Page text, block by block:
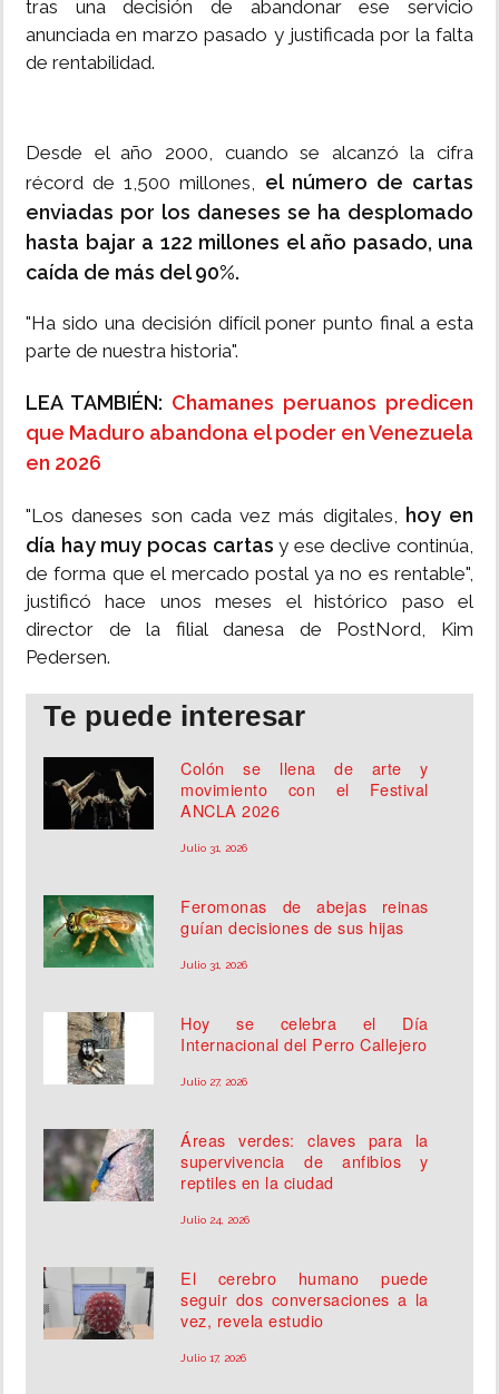
tras una decisión de abandonar ese servicio
anunciada en marzo pasado y justificada por la falta
de rentabilidad.
Desde el año 2000, cuando se alcanzó la cifra
récord de 1,500 millones, el número de cartas
enviadas por los daneses se ha desplomado
hasta bajar a 122 millones el año pasado, una
caída de más del 90%.
"Ha sido una decisión difícil poner punto final a esta
parte de nuestra historia".
LEA TAMBIÉN: Chamanes peruanos predicen
que Maduro abandona el poder en Venezuela
en 2026
"Los daneses son cada vez más digitales, hoy en
día hay muy pocas cartasy ese declive continúa,
de forma que el mercado postal ya no es rentable",
justificó hace unos meses el histórico paso el
director de la filial danesa de PostNord, Kim
Pedersen.
Te puede interesar
Colón se llena de arte y
movimiento con el Festival
ANCLA 2026
Julio 31, 2026
Feromonas de abejas reinas
guían decisiones de sus hijas
Julio 31, 2026
Hoy se celebra el Día
Internacional del Perro Callejero
Julio 27, 2026
Áreas verdes: claves para la
supervivencia de anfibios y
reptiles en la ciudad
Julio 24, 2026
El cerebro humano puede
seguir dos conversaciones a la
vez, revela estudio
Julio 17, 2026